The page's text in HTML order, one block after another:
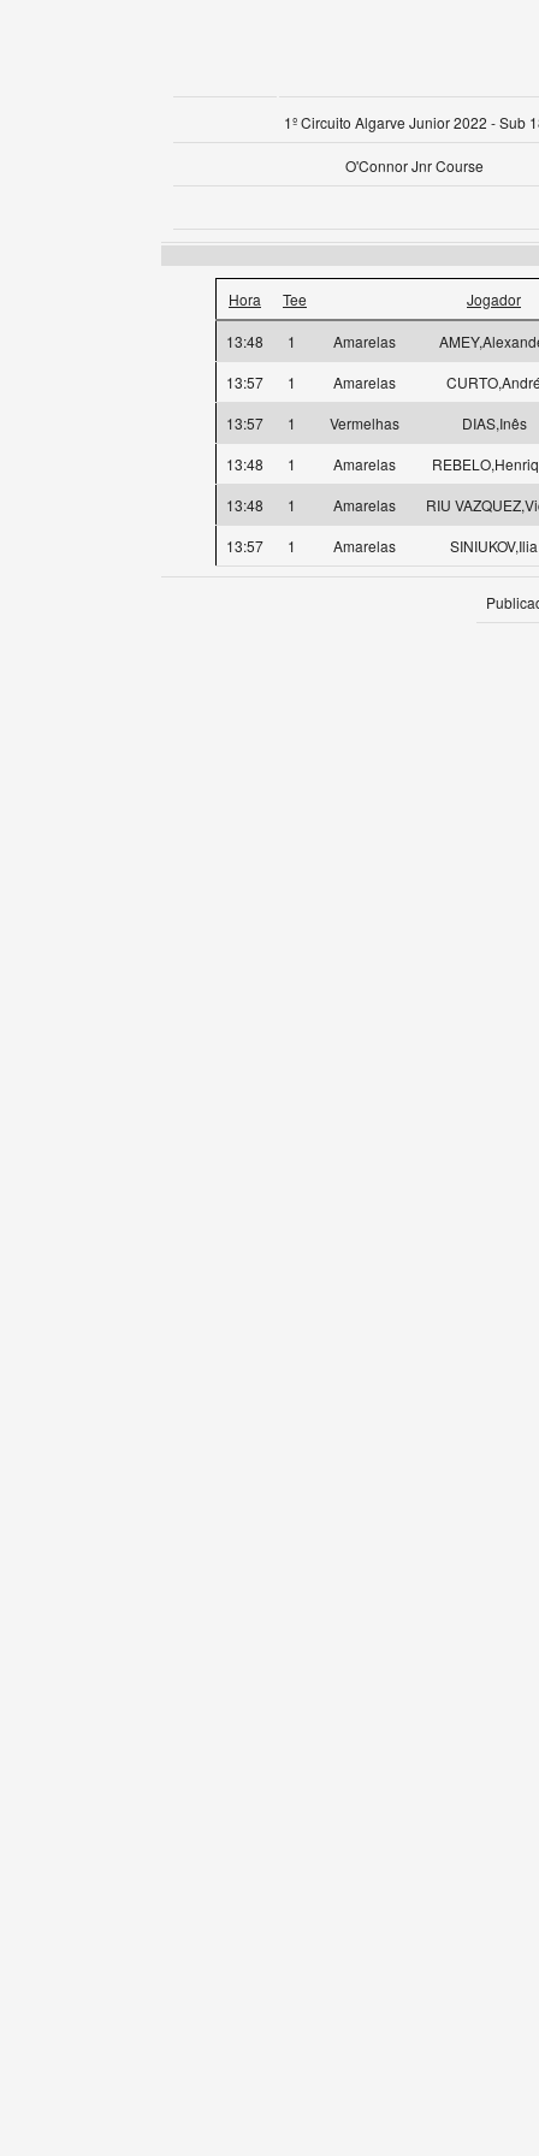
1º Circuito Algarve Junior 2022 - Sub
O'Connor Jnr Course
Hora Tee Jogador
13:48 1 Amarelas
13:57
1 Amarelas
13:57
1 Vermelhas
DIAS,Inês
13:48
1 Amarelas
13:48
1 Amarelas
RIU
13:57
1 Amarelas SINIUKOV,Ilia